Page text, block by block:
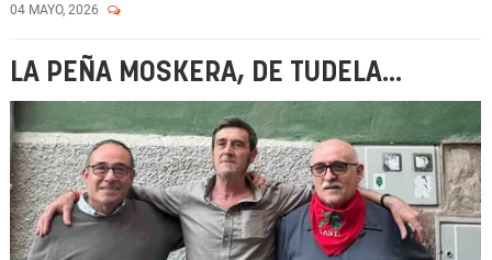
04 MAYO, 2026
LA PEÑA MOSKERA, DE TUDELA...